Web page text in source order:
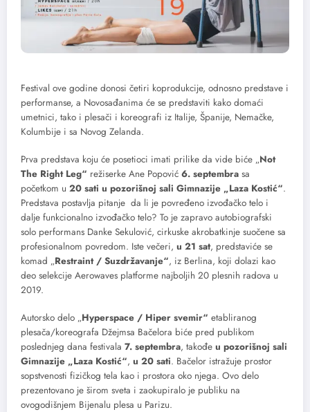
Festival ove godine donosi četiri koprodukcije, odnosno predstave i
performanse, a Novosađanima će se predstaviti kako domaći
umetnici, tako i plesači i koreografi iz Italije, Španije, Nemačke,
Kolumbije i sa Novog Zelanda.
Prva predstava koju će posetioci imati prilike da vide biće „Not
The Right Leg“ režiserke Ane Popović 6. septembra sa
početkom u 20 sati u pozorišnoj sali Gimnazije „Laza Kostić“.
Predstava postavlja pitanje da li je povređeno izvođačko telo i
dalje funkcionalno izvođačko telo? To je zapravo autobiografski
solo performans Danke Sekulović, cirkuske akrobatkinje suočene sa
profesionalnom povredom. Iste večeri, u 21 sat, predstaviće se
komad „Restraint / Suzdržavanje“, iz Berlina, koji dolazi kao
deo selekcije Aerowaves platforme najboljih 20 plesnih radova u
2019.
Autorsko delo „Hyperspace / Hiper svemir“ etabliranog
plesača/koreografa Džejmsa Bačelora biće pred publikom
poslednjeg dana festivala 7. septembra, takođe u pozorišnoj sali
Gimnazije „Laza Kostić“, u 20 sati. Bačelor istražuje prostor
sopstvenosti fizičkog tela kao i prostora oko njega. Ovo delo
prezentovano je širom sveta i zaokupiralo je publiku na
ovogodišnjem Bijenalu plesa u Parizu.